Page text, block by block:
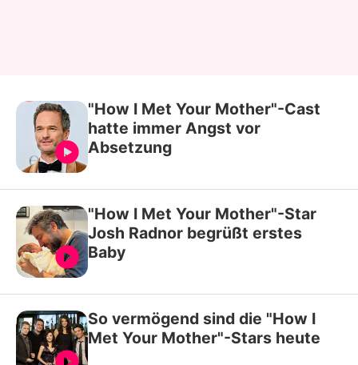
"How I Met Your Mother"-Cast
hatte immer Angst vor
Absetzung
"How I Met Your Mother"-Star
Josh Radnor begrüßt erstes
Baby
So vermögend sind die "How I
Met Your Mother"-Stars heute